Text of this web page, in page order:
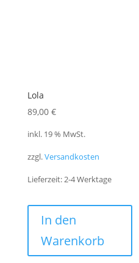
Lola
89,00 €
inkl. 19 % MwSt.
zzgl.Versandkosten
Lieferzeit:2-4 Werktage
In den
Warenkorb